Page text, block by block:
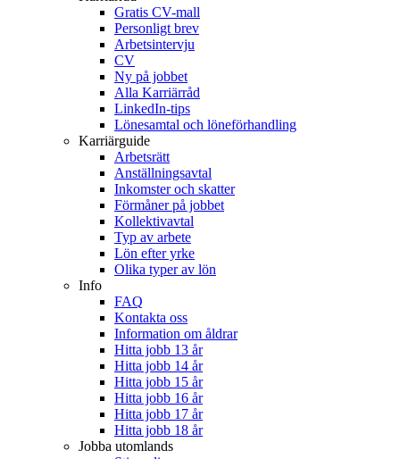
Gratis CV-mall
Personligt brev
Arbetsintervju
CV
Ny på jobbet
Alla Karriärråd
LinkedIn-tips
Lönesamtal och löneförhandling
Karriärguide
Arbetsrätt
Anställningsavtal
Inkomster och skatter
Förmåner på jobbet
Kollektivavtal
Typ av arbete
Lön efter yrke
Olika typer av lön
Info
FAQ
Kontakta oss
Information om åldrar
Hitta jobb 13 år
Hitta jobb 14 år
Hitta jobb 15 år
Hitta jobb 16 år
Hitta jobb 17 år
Hitta jobb 18 år
Jobba utomlands